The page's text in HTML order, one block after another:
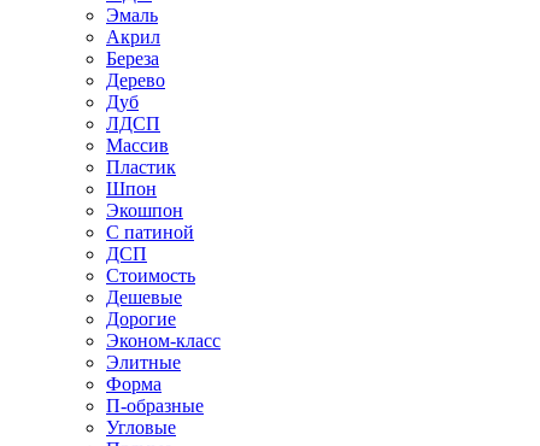
Эмаль
Акрил
Береза
Дерево
Дуб
ЛДСП
Массив
Пластик
Шпон
Экошпон
С патиной
ДСП
Стоимость
Дешевые
Дорогие
Эконом-класс
Элитные
Форма
П-образные
Угловые